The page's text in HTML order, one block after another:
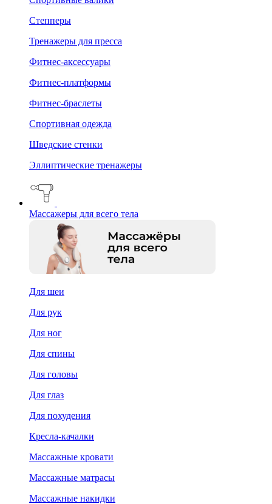
Степперы
Тренажеры для пресса
Фитнес-аксессуары
Фитнес-платформы
Фитнес-браслеты
Спортивная одежда
Шведские стенки
Эллиптические тренажеры
Массажеры для всего тела
Для шеи
Для рук
Для ног
Для спины
Для головы
Для глаз
Для похудения
Кресла-качалки
Массажные кровати
Массажные матрасы
Массажные накидки